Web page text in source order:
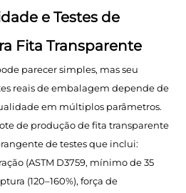
e Testes de
Fita Transparente
parecer simples, mas seu
reais de embalagem depende de
em múltiplos parâmetros.
de produção de fita transparente
de testes que inclui:
(ASTM D3759, mínimo de 35
(120–160%), força de